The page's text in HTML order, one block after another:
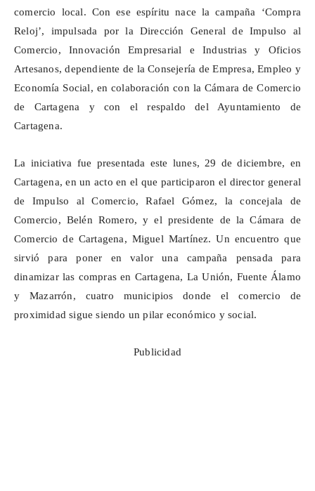
comercio local. Con ese espíritu nace la campaña ‘Compra
Reloj’, impulsada por la Dirección General de Impulso al
Comercio, Innovación Empresarial e Industrias y Oficios
Artesanos, dependiente de la Consejería de Empresa, Empleo y
Economía Social, en colaboración con la Cámara de Comercio
de Cartagena y con el respaldo del Ayuntamiento de
Cartagena.
La iniciativa fue presentada este lunes, 29 de diciembre, en
Cartagena, en un acto en el que participaron el director general
de Impulso al Comercio, Rafael Gómez, la concejala de
Comercio, Belén Romero, y el presidente de la Cámara de
Comercio de Cartagena, Miguel Martínez. Un encuentro que
sirvió para poner en valor una campaña pensada para
dinamizar las compras en Cartagena, La Unión, Fuente Álamo
y Mazarrón, cuatro municipios donde el comercio de
proximidad sigue siendo un pilar económico y social.
Publicidad